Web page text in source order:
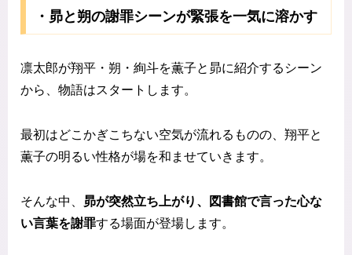
・昴と朔の謝罪シーンが緊張を一気に溶かす
凛太郎が翔平・朔・絢斗を薫子と昴に紹介するシーン
から、物語はスタートします。
最初はどこかぎこちない空気が流れるものの、翔平と
薫子の明るい性格が場を和ませていきます。
そんな中、
昴が突然立ち上がり、図書館で言った心な
い言葉を謝罪する場面が登場します。